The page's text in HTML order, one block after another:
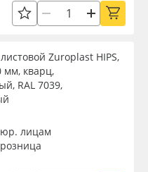
материалы
Zuroplast HIPS,
мм, кварц,
RAL 7039,
юр. лицам
розница